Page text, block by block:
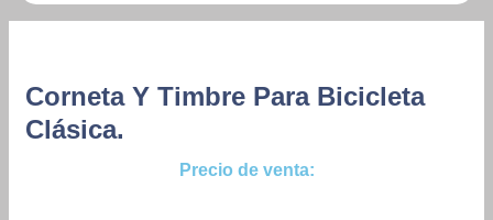
Corneta Y Timbre Para Bicicleta
Clásica.
Precio de venta: